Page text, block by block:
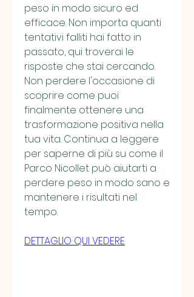
peso in modo sicuro ed
efficace. Non importa quanti
tentativi falliti hai fatto in
passato, qui troverai le
risposte che stai cercando.
Non perdere l'occasione di
scoprire come puoi
finalmente ottenere una
trasformazione positiva nella
tua vita. Continua a leggere
per saperne di più su come il
Parco Nicollet può aiutarti a
perdere peso in modo sano e
mantenere i risultati nel
tempo.
DETTAGLIO QUI VEDERE